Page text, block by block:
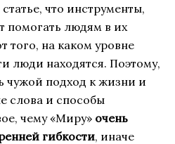
что инструменты,
помогать людям в их
того, на каком уровне
люди находятся. Поэтому,
чужой подход к жизни и
слова и способы
чему «Миру» очень
гибкости, иначе